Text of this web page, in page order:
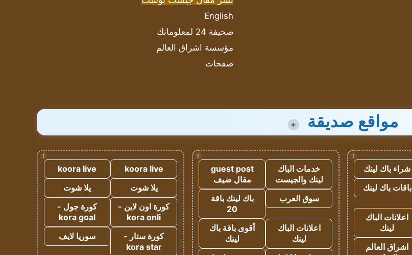
English
صحيفة 24 لمعلوماتك
مؤسسة اشراق العالم
صفحات
مواقع صديقة +
!
شراء باك لينك
باقات باك لينك
اعلانات الباك
لينك
اشراق العالم
!
خدمات الباك
لينك والجيست
guest post
مقال ضيف
سوق العرب
باك لينك باقة
20
اعلانات الباك
لينك
أقوى باقة باك
لينك
!
koora live
koora live
يلا شوت
يلا شوت
كورة اون لاين -
kora onli
كورة جول -
kora goal
كورة ستار -
kora star
سوريا لايف